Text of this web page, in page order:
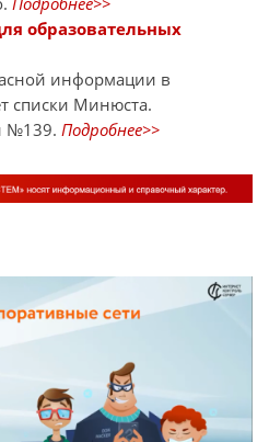
образовательных
информации в
списки Минюста.
№139. Подробнее>>